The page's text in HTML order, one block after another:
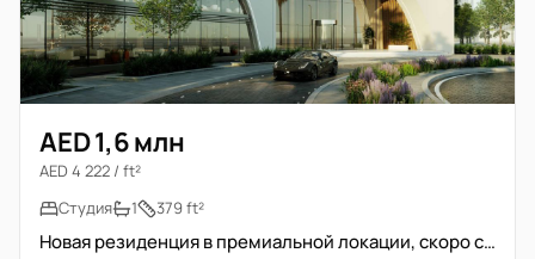
AED 1,6 млн
AED 4 222 / ft²
Студия
1 379 ft²
Новая резиденция в премиальной локации, скоро сдача